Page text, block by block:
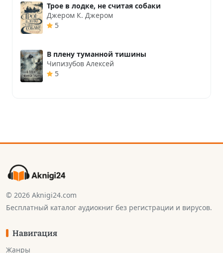
Трое в лодке, не считая собаки
Джером К. Джером
5
В плену туманной тишины
Чипизубов Алексей
5
© 2026 Aknigi24.com
Бесплатный каталог аудиокниг без регистрации и вирусов.
Навигация
Жанры